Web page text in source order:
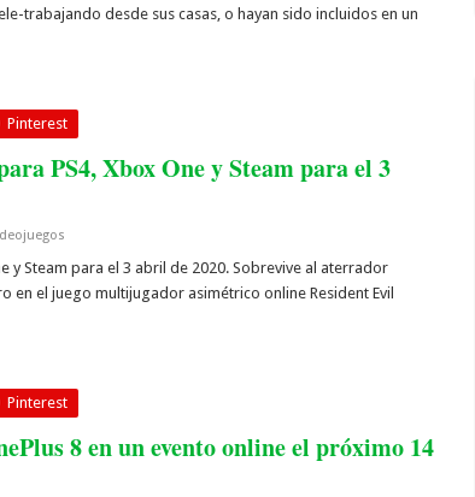
trabajando desde sus casas, o hayan sido incluidos en un
Pinterest
PS4, Xbox One y Steam para el 3
y Steam para el 3 abril de 2020. Sobrevive al aterrador
en el juego multijugador asimétrico online Resident Evil
Pinterest
8 en un evento online el próximo 14